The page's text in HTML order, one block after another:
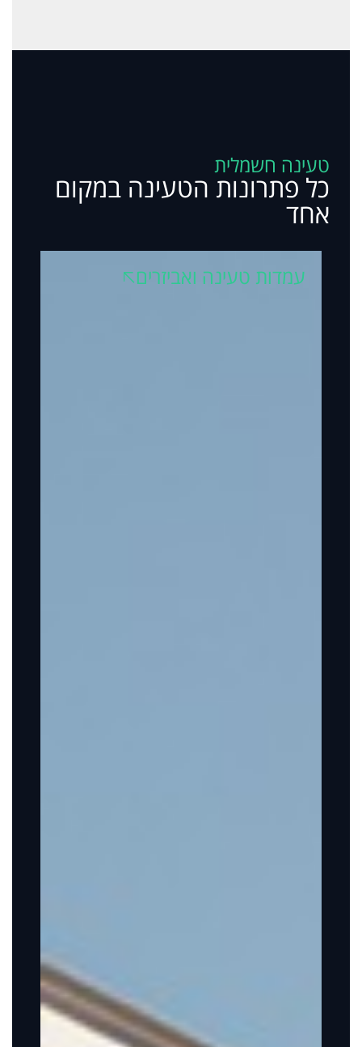
טעינה חשמלית
כל פתרונות הטעינה במקום
אחד
עמדות טעינה ואביזרים